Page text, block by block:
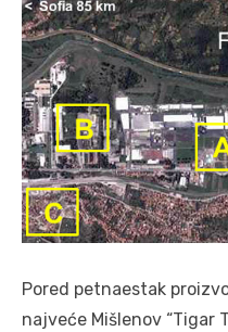
Pored petnaestak
najveće Mišlenov “Tigar